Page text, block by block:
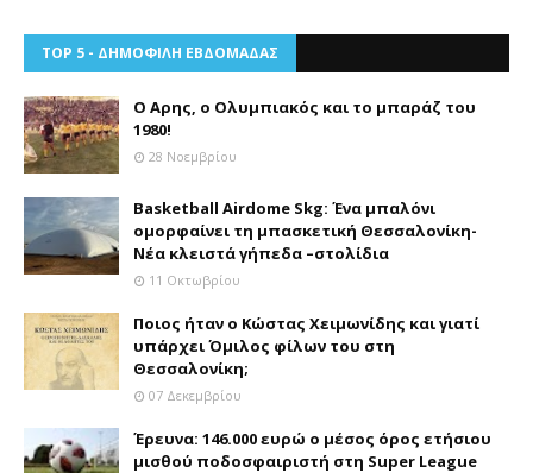
TOP 5 - ΔΗΜΟΦΙΛΗ ΕΒΔΟΜΑΔΑΣ
Ο Αρης, ο Ολυμπιακός και το μπαράζ του
1980!
28 Νοεμβρίου
Basketball Airdome Skg: Ένα μπαλόνι
ομορφαίνει τη μπασκετική Θεσσαλονίκη-
Νέα κλειστά γήπεδα –στολίδια
11 Οκτωβρίου
Ποιος ήταν ο Κώστας Χειμωνίδης και γιατί
υπάρχει Όμιλος φίλων του στη
Θεσσαλονίκη;
07 Δεκεμβρίου
Έρευνα: 146.000 ευρώ ο μέσος όρος ετήσιου
μισθού ποδοσφαιριστή στη Super League